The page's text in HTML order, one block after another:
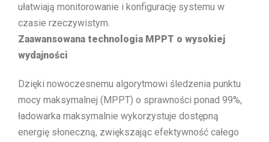
ułatwiają monitorowanie i konfigurację systemu w
czasie rzeczywistym.
Zaawansowana technologia MPPT o wysokiej
wydajności
Dzięki nowoczesnemu algorytmowi śledzenia punktu
mocy maksymalnej (MPPT) o sprawności ponad 99%,
ładowarka maksymalnie wykorzystuje dostępną
energię słoneczną, zwiększając efektywność całego